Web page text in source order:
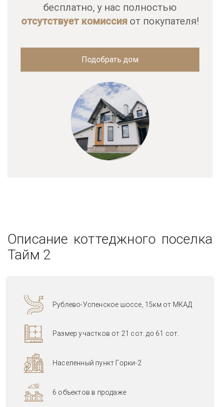
бесплатно, у нас полностью
отсутствует комиссия от покупателя!
Подобрать дом
Описание коттеджного поселка
Тайм 2
Рублево-Успенское шоссе, 15км от МКАД
Размер участков от 21 сот. до 61 сот.
Населенный пункт Горки-2
6 объектов в продаже